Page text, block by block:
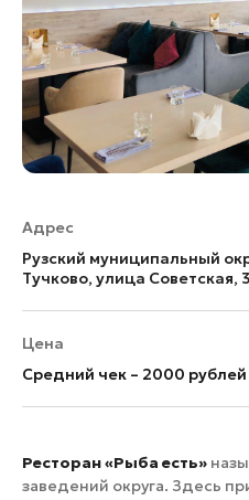
Адрес
Рузский муниципальный
Тучково, улица Советская,
Цена
Средний чек – 2000 рублей
Ресторан «Рыба есть»
заведений округа. Здесь